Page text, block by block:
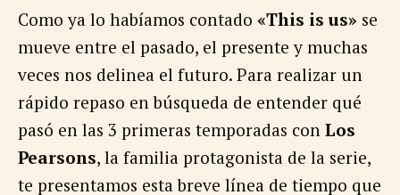
Como ya lo habíamos contado «This is us» se
mueve entre el pasado, el presente y muchas
veces nos delinea el futuro. Para realizar un
rápido repaso en búsqueda de entender qué
pasó en las 3 primeras temporadas con Los
Pearsons, la familia protagonista de la serie,
te presentamos esta breve línea de tiempo que